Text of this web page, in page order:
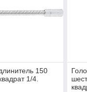
150
1/4.